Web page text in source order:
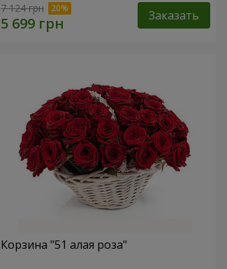
7 124 грн Заказать
Корзина "51 алая роза"